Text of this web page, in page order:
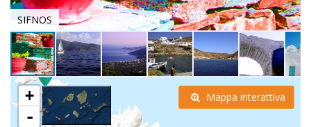
SIFNOS
+
-
Mappa interattiva